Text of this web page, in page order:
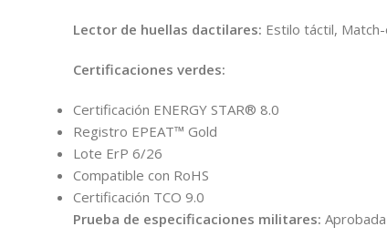
Lector de huellas dactilares: Estilo táctil,
Certificaciones verdes:
Certificación ENERGY STAR® 8.0
Registro EPEAT™ Gold
Lote ErP 6/26
Compatible con RoHS
Certificación TCO 9.0
Prueba de especificaciones militares: